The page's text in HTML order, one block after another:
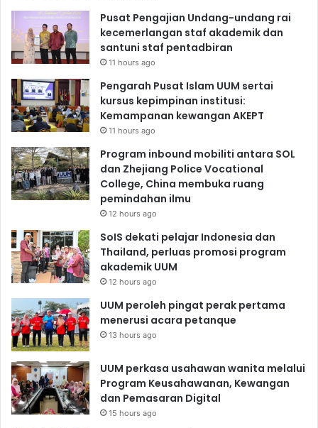
Pusat Pengajian Undang-undang rai
kecemerlangan staf akademik dan
santuni staf pentadbiran
11 hours ago
Pengarah Pusat Islam UUM sertai
kursus kepimpinan institusi:
Kemampanan kewangan AKEPT
11 hours ago
Program inbound mobiliti antara SOL
dan Zhejiang Police Vocational
College, China membuka ruang
pemindahan ilmu
12 hours ago
SoIS dekati pelajar Indonesia dan
Thailand, perluas promosi program
akademik UUM
12 hours ago
UUM peroleh pingat perak pertama
menerusi acara petanque
13 hours ago
UUM perkasa usahawan wanita melalui
Program Keusahawanan, Kewangan
dan Pemasaran Digital
15 hours ago